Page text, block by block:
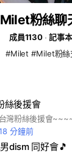
Milet粉絲聊
成員1130
記事
#Milet #Milet粉絲
絲後援會
分鐘前
dism 同好會🎵